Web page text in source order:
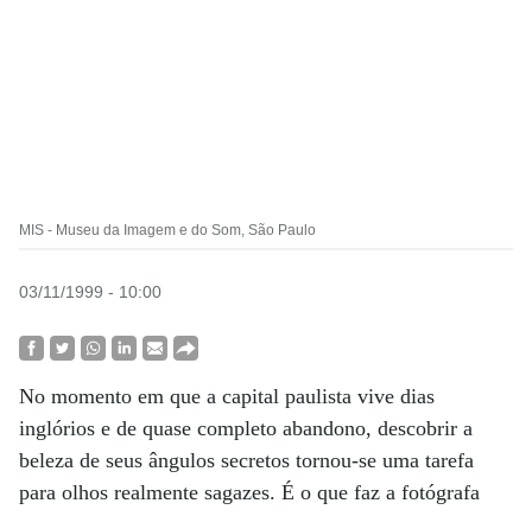
MIS - Museu da Imagem e do Som, São Paulo
03/11/1999 - 10:00
No momento em que a capital paulista vive dias
inglórios e de quase completo abandono, descobrir a
beleza de seus ângulos secretos tornou-se uma tarefa
para olhos realmente sagazes. É o que faz a fotógrafa